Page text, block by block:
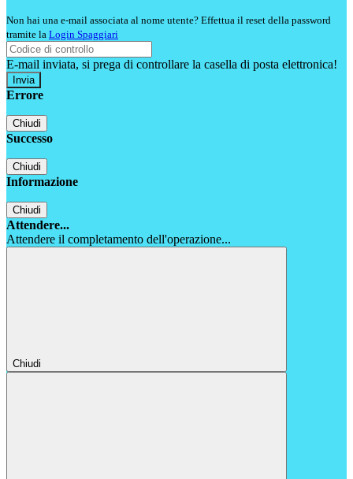
Non hai una e-mail associata al nome utente? Effettua il reset della password
tramite la Login Spaggiari
E-mail inviata, si prega di controllare la casella di posta elettronica!
Errore
Chiudi
Successo
Chiudi
Informazione
Chiudi
Attendere...
Attendere il completamento dell'operazione...
Chiudi